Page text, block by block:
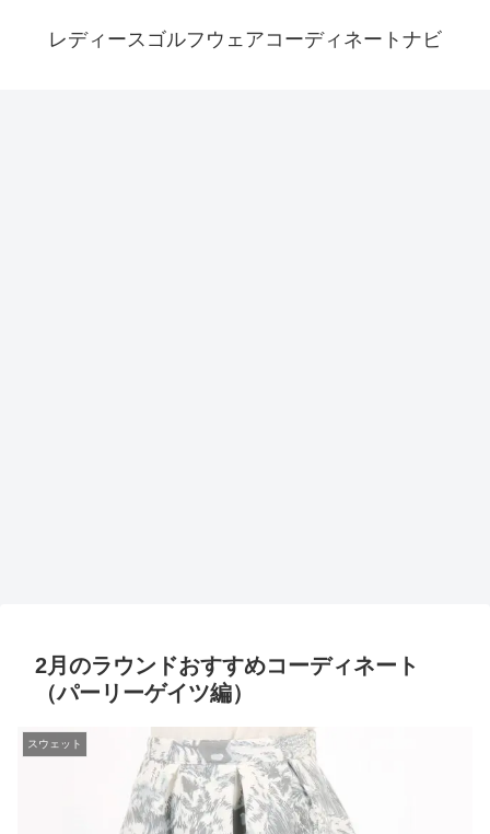
レディースゴルフウェアコーディネートナビ
2月のラウンドおすすめコーディネート
（パーリーゲイツ編）
スウェット